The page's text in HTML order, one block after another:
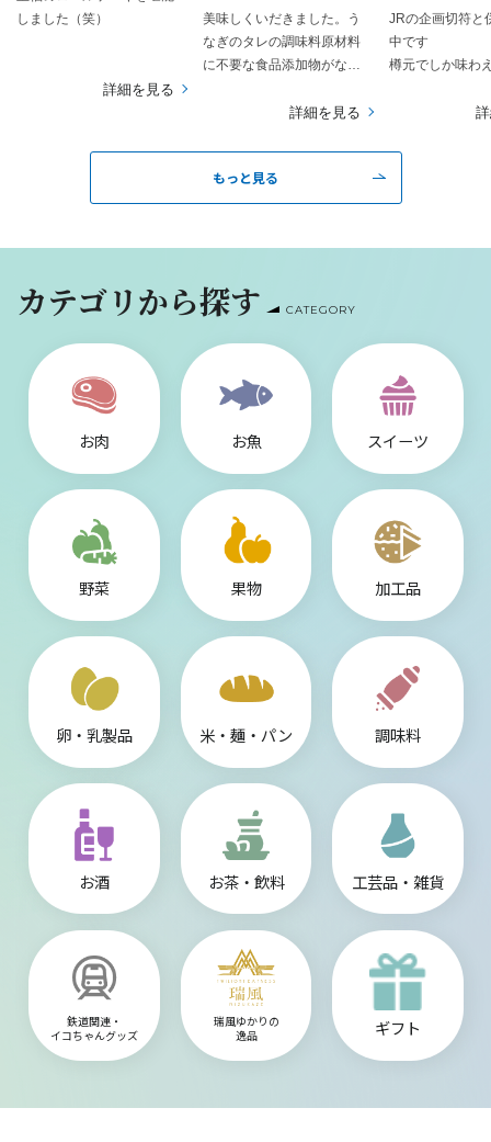
詳細を見る
しました（笑）
詳細を見る
美味しくいだきました。う
なぎのタレの調味料原材料
に不要な食品添加物がなく
JRの企画切符と
中です
樽元でしか味わ
来ないお話しを
蔵巡りは暑さと
領域です
だくでたどり着
もっと見る
カテゴリから探す CATEGORY
お肉 お魚 スイーツ
野菜 果物 加工品
卵・乳製品 米・麺・パン 調味料
お酒 お茶・飲料 工芸品・雑貨
鉄道関連・
イコちゃんグッズ
瑞風ゆかりの
逸品
ギフト